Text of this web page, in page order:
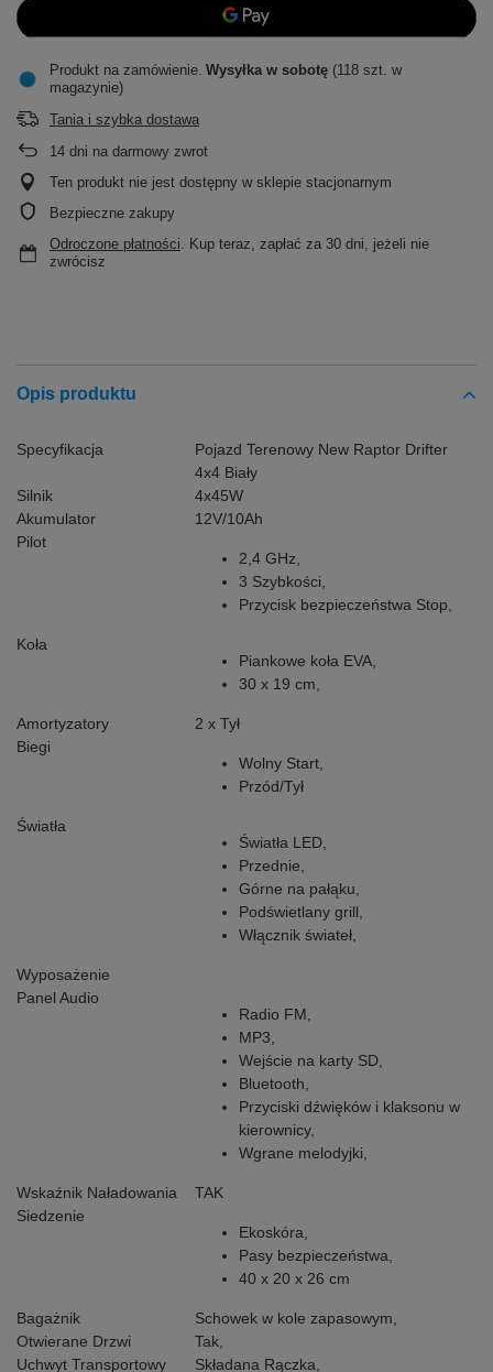
Produkt na zamówienie Wysyłka w sobotę (118 szt. w
magazynie)
Tania i szybka dostawa
14 dni na darmowy zwrot
Ten produkt nie jest dostępny w sklepie stacjonarnym
Bezpieczne zakupy
Odroczone płatności. Kup teraz, zapłać za 30 dni, jeżeli nie
zwrócisz
Opis produktu
Specyfikacja
Pojazd Terenowy New Raptor Drifter
4x4 Biały
Silnik
4x45W
Akumulator
12V/10Ah
Pilot
2,4 GHz,
3 Szybkości,
Przycisk bezpieczeństwa Stop,
Koła
Piankowe koła EVA,
30 x 19 cm,
Amortyzatory
2 x Tył
Biegi
Wolny Start,
Przód/Tył
Światła
Światła LED,
Przednie,
Górne na pałąku,
Podświetlany grill,
Włącznik świateł,
Wyposażenie
Panel Audio
Radio FM,
MP3,
Wejście na karty SD,
Bluetooth,
Przyciski dźwięków i klaksonu w
kierownicy,
Wgrane melodyjki,
Wskaźnik Naładowania
TAK
Siedzenie
Ekoskóra,
Pasy bezpieczeństwa,
40 x 20 x 26 cm
Bagażnik
Schowek w kole zapasowym,
Otwierane Drzwi
Tak,
Uchwyt Transportowy
Składana Rączka,